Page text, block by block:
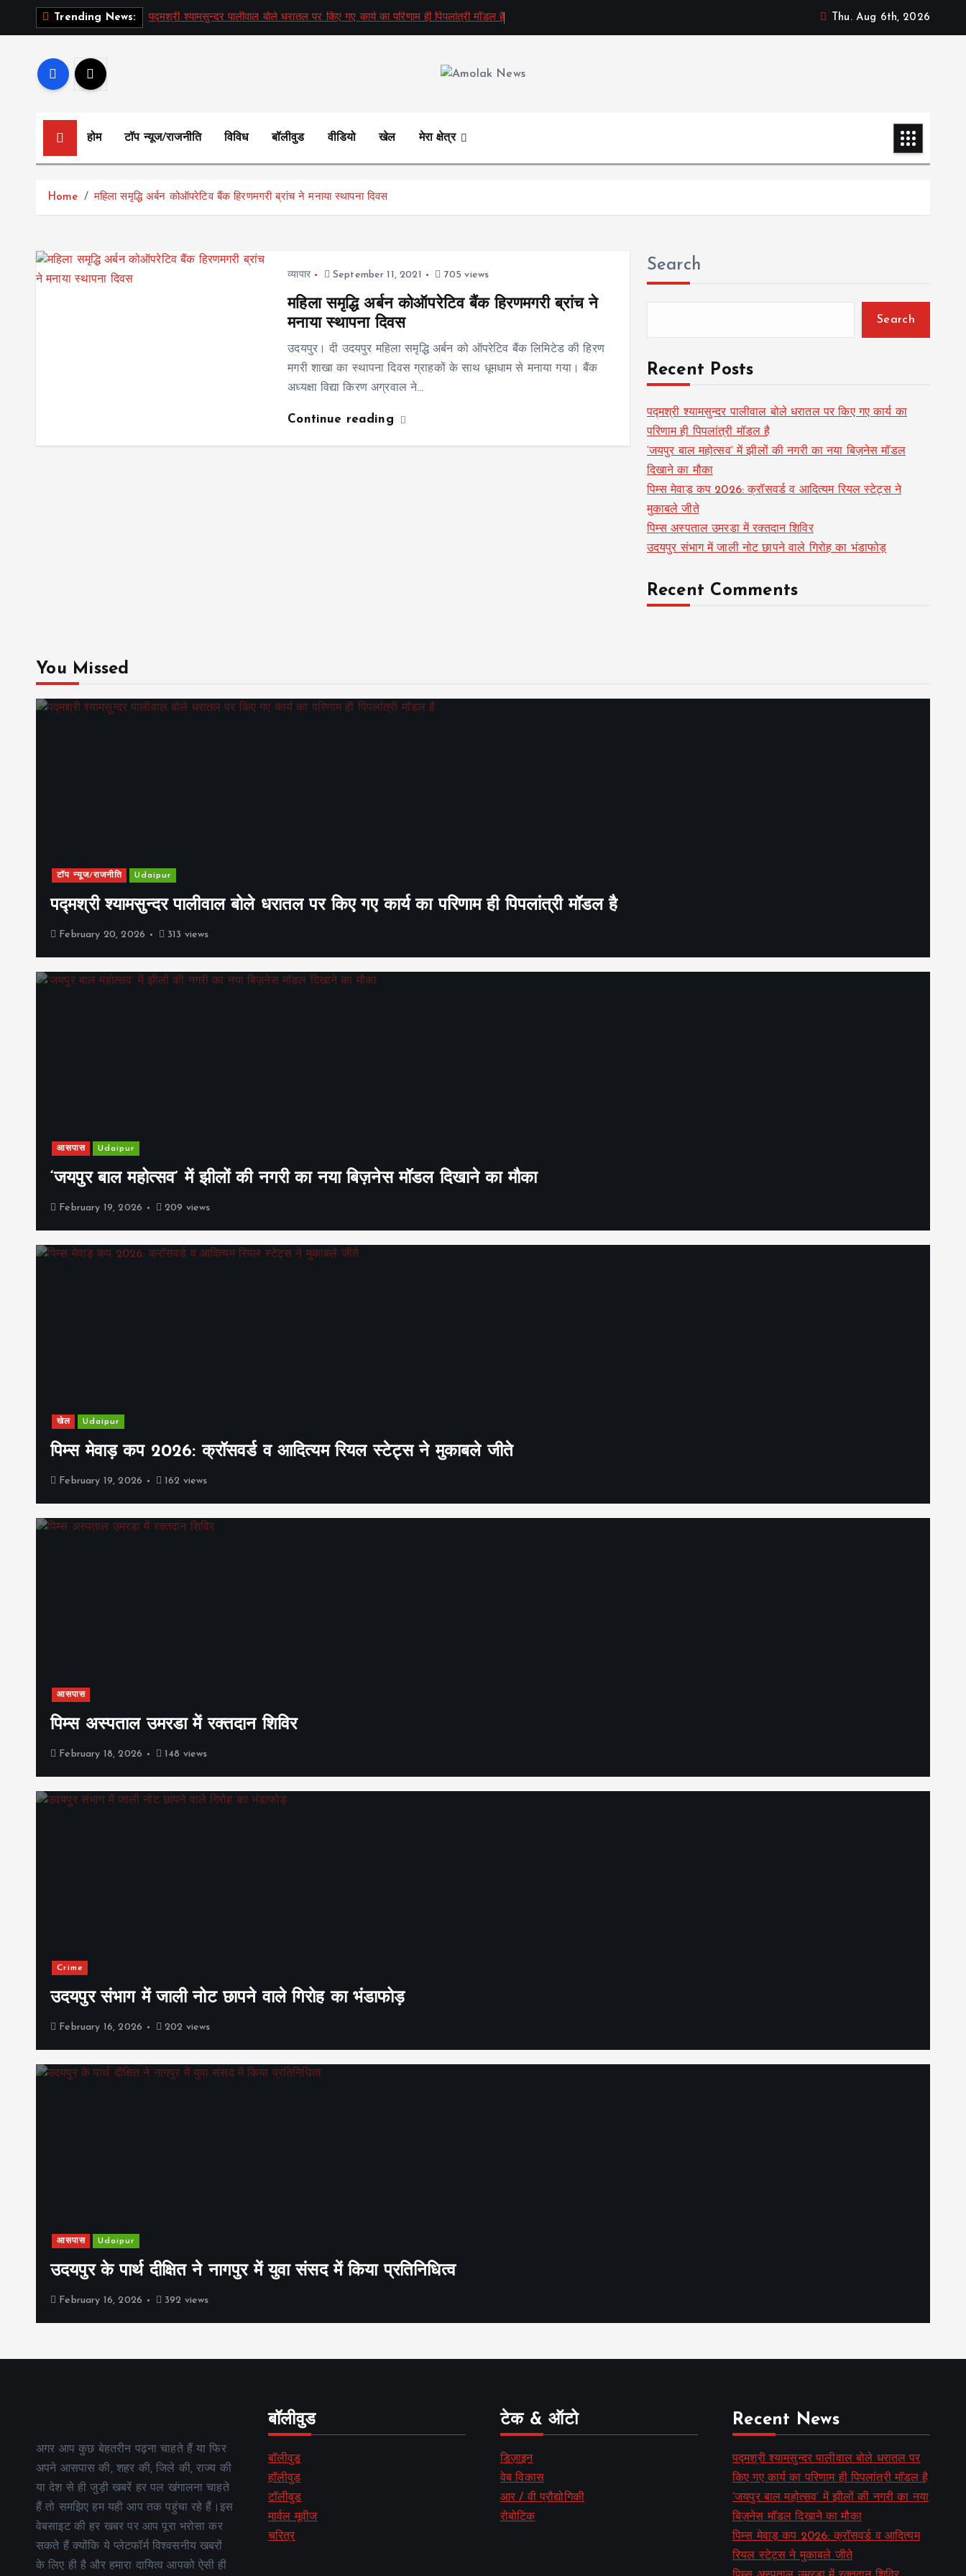
Trending News: पद्मश्री श्यामसुन्दर पालीवाल बोले धरातल पर किए गए कार्य का परिणाम ही पिपलांत्री मॉडल है Thu. Aug 6th, 2026
होम टॉप न्यूज/राजनीति विविध बॉलीवुड वीडियो खेल मेरा क्षेत्र
Home महिला समृद्धि अर्बन कोऑपरेटिव बैंक हिरणमगरी ब्रांच ने मनाया स्थापना दिवस
व्यापार September 11, 2021 705 views
महिला समृद्धि अर्बन कोऑपरेटिव बैंक हिरणमगरी ब्रांच ने
मनाया स्थापना दिवस
उदयपुर। दी उदयपुर महिला समृद्धि अर्बन को ऑपरेटिव बैंक लिमिटेड की हिरण
मगरी शाखा का स्थापना दिवस ग्राहकों के साथ धूमधाम से मनाया गया। बैंक
अध्यक्षा विद्या किरण अग्रवाल ने…
Continue reading
Search
Search
Recent Posts
पद्मश्री श्यामसुन्दर पालीवाल बोले धरातल पर किए गए कार्य का
परिणाम ही पिपलांत्री मॉडल है
‘जयपुर बाल महोत्सव’ में झीलों की नगरी का नया बिज़नेस मॉडल
दिखाने का मौका
पिम्स मेवाड़ कप 2026: क्रॉसवर्ड व आदित्यम रियल स्टेट्स ने
मुकाबले जीते
पिम्स अस्पताल उमरडा में रक्तदान शिविर
उदयपुर संभाग में जाली नोट छापने वाले गिरोह का भंडाफोड़
Recent Comments
You Missed
टॉप न्यूज/राजनीति Udaipur
पद्मश्री श्यामसुन्दर पालीवाल बोले धरातल पर किए गए कार्य का परिणाम ही पिपलांत्री मॉडल है
February 20, 2026 313 views
आसपास Udaipur
‘जयपुर बाल महोत्सव’ में झीलों की नगरी का नया बिज़नेस मॉडल दिखाने का मौका
February 19, 2026 209 views
खेल Udaipur
पिम्स मेवाड़ कप 2026: क्रॉसवर्ड व आदित्यम रियल स्टेट्स ने मुकाबले जीते
February 19, 2026 162 views
आसपास
पिम्स अस्पताल उमरडा में रक्तदान शिविर
February 18, 2026 148 views
Crime
उदयपुर संभाग में जाली नोट छापने वाले गिरोह का भंडाफोड़
February 16, 2026 202 views
आसपास Udaipur
उदयपुर के पार्थ दीक्षित ने नागपुर में युवा संसद में किया प्रतिनिधित्व
February 16, 2026 392 views
अगर आप कुछ बेहतरीन पढ़ना चाहते हैं या फिर
अपने आसपास की, शहर की, जिले की, राज्य की
या देश से ही जुड़ी खबरें हर पल खंगालना चाहते
हैं तो समझिए हम यही आप तक पहुंचा रहे हैं।इस
वेबसाइट की हर खबर पर आप पूरा भरोसा कर
सकते हैं क्योंकि ये प्लेटफॉर्म विश्वसनीय खबरों
के लिए ही है और हमारा दायित्व आपको ऐसी ही
बॉलीवुड
बॉलीवुड
हॉलीवुड
टॉलीवुड
मार्वल मूवीज
चरित्र
टेक & ऑटो
डिज़ाइन
वेब विकास
आर / वी प्रौद्योगिकी
रोबोटिक
Recent News
पद्मश्री श्यामसुन्दर पालीवाल बोले धरातल पर
किए गए कार्य का परिणाम ही पिपलांत्री मॉडल है
‘जयपुर बाल महोत्सव’ में झीलों की नगरी का नया
बिज़नेस मॉडल दिखाने का मौका
पिम्स मेवाड़ कप 2026: क्रॉसवर्ड व आदित्यम
रियल स्टेट्स ने मुकाबले जीते